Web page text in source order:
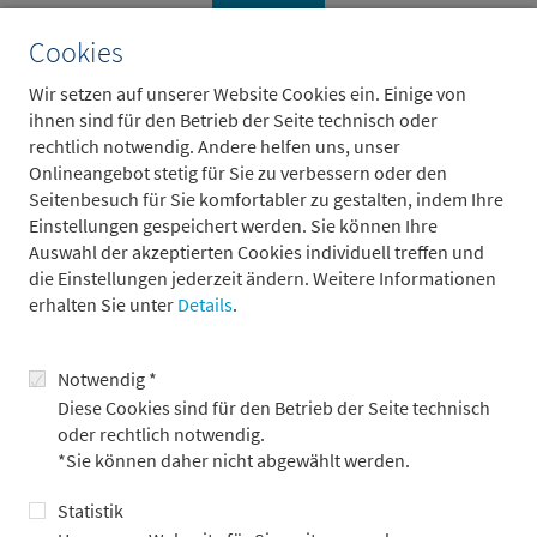
Cookies
Wir setzen auf unserer Website Cookies ein. Einige von
ihnen sind für den Betrieb der Seite technisch oder
rechtlich notwendig. Andere helfen uns, unser
Onlineangebot stetig für Sie zu verbessern oder den
Seitenbesuch für Sie komfortabler zu gestalten, indem Ihre
Einstellungen gespeichert werden. Sie können Ihre
Auswahl der akzeptierten Cookies individuell treffen und
die Einstellungen jederzeit ändern. Weitere Informationen
erhalten Sie unter Details.
Notwendig *
Diese Cookies sind für den Betrieb der Seite technisch
oder rechtlich notwendig.
*Sie können daher nicht abgewählt werden.
Statistik
Chefvolkswirt , Metzler Asset Management